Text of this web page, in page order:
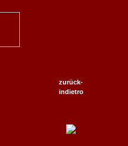
zurück-
indietro